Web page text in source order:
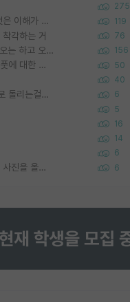
275
대학원생들 교수에게 가스라이팅 당한 것은 이해가 갑니다. 안타깝네요. 119
각하는 거 76
석사입학예정생 분들! 제발 어느 정도 각오는 하고 오세요. 156
포스텍 억까에 대해 (동문의 학문적 아웃풋에 대한 반박) 50
40
왜 후배가 못하는걸 교수님은 내 책임으로 돌리는걸까요? 6
5
16
14
6
정보보안 연구하는 입장에선 식별가능한 사진을 올리는건 비추이긴함 6